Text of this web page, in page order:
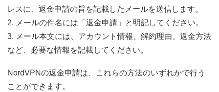
レスに、返金申請の旨を記載したメールを送信します。
2. メールの件名には「返金申請」と明記してください。
3. メール本文には、アカウント情報、解約理由、返金方法
など、必要な情報を記載してください。
NordVPNの返金申請は、これらの方法のいずれかで行う
ことができます。